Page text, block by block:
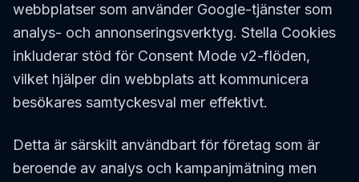
webbplatser som använder Google-tjänster som
analys- och annonseringsverktyg. Stella Cookies
inkluderar stöd för Consent Mode v2-flöden,
vilket hjälper din webbplats att kommunicera
besökares samtyckesval mer effektivt.
Detta är särskilt användbart för företag som är
beroende av analys och kampanjmätning men